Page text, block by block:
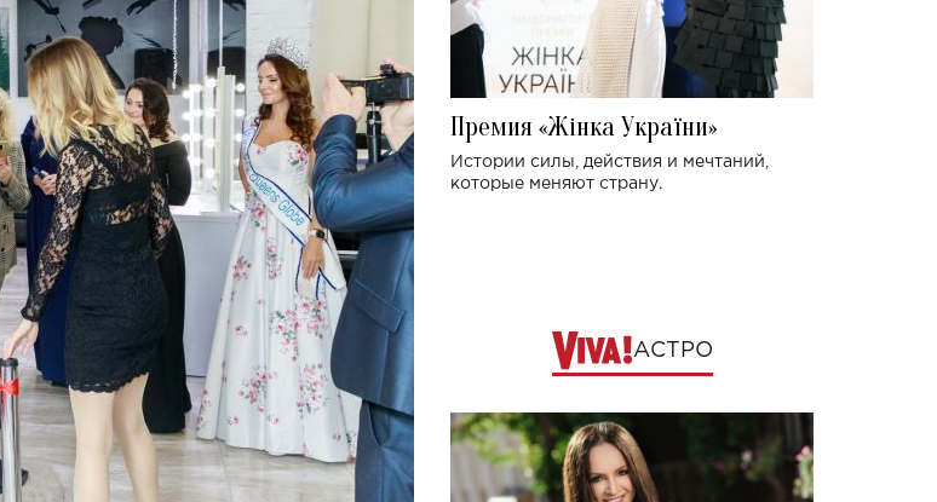
Премия «Жінка України»
Истории силы, действия и мечтаний,
которые меняют страну.
АСТРО